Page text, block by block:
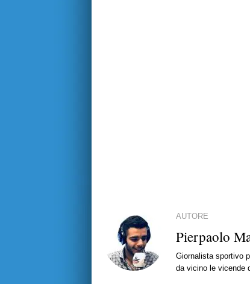
AUTORE
Pierpaolo
Giornalista sportivo
da vicino le vicende